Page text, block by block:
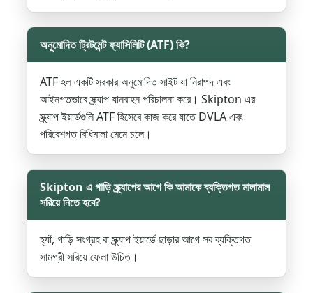
অনুমোদিত ট্রিটমেন্ট ফ্যাসিলিটি (ATF) কি?
ATF হল একটি সরকার অনুমোদিত সাইট যা নিরাপদ এবং
আইনগতভাবে স্ক্র্যাপ যানবাহন পরিচালনা করে। Skipton এর
স্ক্র্যাপ ইয়ার্ডগুলি ATF হিসেবে কাজ করে যাতে DVLA এবং
পরিবেশগত বিধিমালা মেনে চলে।
Skipton এ গাড়ি স্ক্র্যাপের আগে কি আমাকে ব্যক্তিগত মালামাল
সরিয়ে নিতে হবে?
হ্যাঁ, গাড়ি সংগ্রহ বা স্ক্র্যাপ ইয়ার্ডে ছাড়ার আগে সব ব্যক্তিগত
সামগ্রী সরিয়ে ফেলা উচিত।